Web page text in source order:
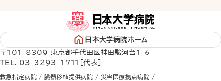
日本大学病院ホーム
〒101-8309 東京都千代田区神田駿河台1-6
TEL. 03-3293-1711
［代表］
救急指定病院 / 臓器移植提供病院 / 災害医療拠点病院 /